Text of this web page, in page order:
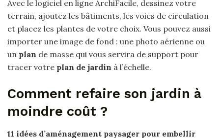
Avec le logiciel en ligne ArchiFacile, dessinez votre
terrain, ajoutez les bâtiments, les voies de circulation
et placez les plantes de votre choix. Vous pouvez aussi
importer une image de fond : une photo aérienne ou
un plan de masse qui vous servira de support pour
tracer votre plan de jardin à l’échelle.
Comment refaire son jardin à
moindre coût ?
11 idées d’aménagement paysager pour embellir